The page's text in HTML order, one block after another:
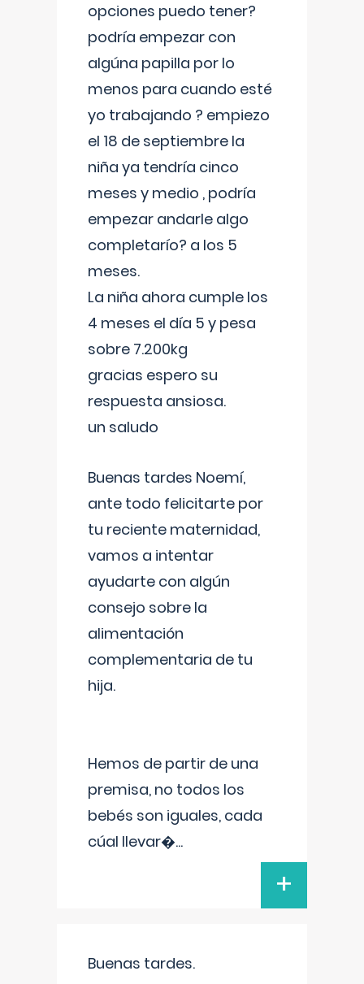
opciones puedo tener?
podría empezar con
algúna papilla por lo
menos para cuando esté
yo trabajando ? empiezo
el 18 de septiembre la
niña ya tendría cinco
meses y medio , podría
empezar andarle algo
completarío? a los 5
meses.
La niña ahora cumple los
4 meses el día 5 y pesa
sobre 7.200kg
gracias espero su
respuesta ansiosa.
un saludo
Buenas tardes Noemí,
ante todo felicitarte por
tu reciente maternidad,
vamos a intentar
ayudarte con algún
consejo sobre la
alimentación
complementaria de tu
hija.
Hemos de partir de una
premisa, no todos los
bebés son iguales, cada
cúal llevar�...
+
Buenas tardes.